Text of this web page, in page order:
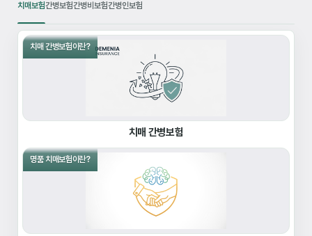
치매보험간병보험간병비보험간병인보험
치매 간병보험이란?
치매 간병보험
명품 치매보험이란?